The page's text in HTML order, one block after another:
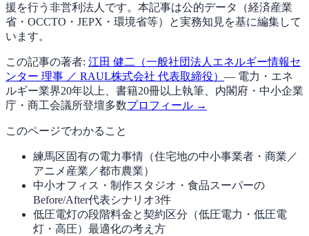
援を行う非営利法人です。本記事は公的データ（経済産業
省・OCCTO・JEPX・環境省等）と実務知見を基に編集して
います。
この記事の著者: 江田 健二（一般社団法人エネルギー情報セ
ンター 理事 ／ RAUL株式会社 代表取締役） — 電力・エネ
ルギー業界20年以上、書籍20冊以上執筆、内閣府・中小企業
庁・商工会議所登壇多数プロフィール →
このページでわかること
練馬区固有の電力事情（住宅地の中小事業者・商業／
アニメ産業／都市農業）
中小オフィス・制作スタジオ・食品スーパーの
Before/After代表シナリオ3件
低圧電灯の段階料金と契約区分（低圧電力・低圧電
灯・高圧）最適化の考え方